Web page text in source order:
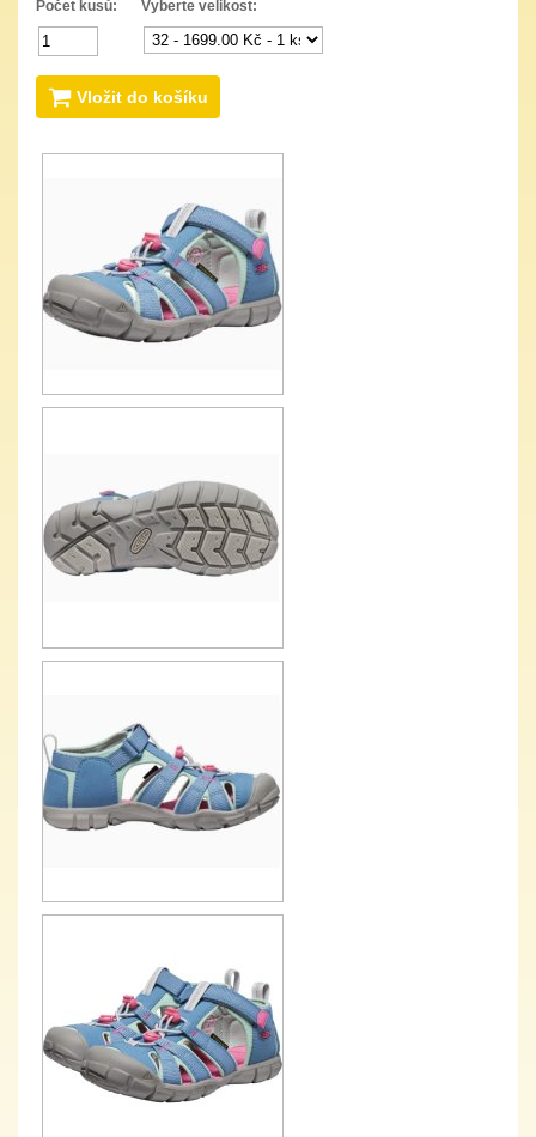
Počet kusů: Vyberte velikost:
Vložit do košíku